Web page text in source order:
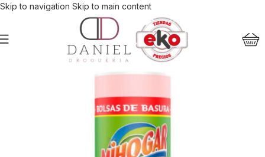
Skip to navigation Skip to main content